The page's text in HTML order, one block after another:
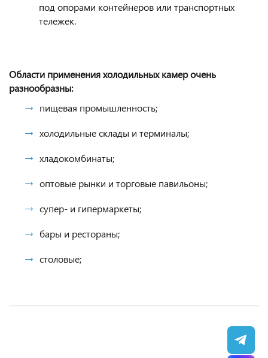
под опорами контейнеров или транспортных
тележек.
Области применения холодильных камер очень
разнообразны:
пищевая промышленность;
холодильные склады и терминалы;
хладокомбинаты;
оптовые рынки и торговые павильоны;
супер- и гипермаркеты;
бары и рестораны;
столовые;